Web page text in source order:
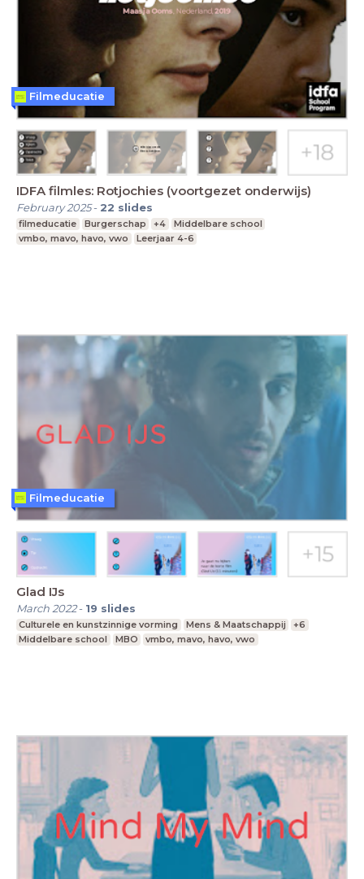
IDFA filmles: Rotjochies (voortgezet onderwijs)
February 2025- 22 slides
filmeducatie Burgerschap +4
Middelbare school
vmbo, mavo, havo, vwo
Leerjaar 4-6
Filmeducatie
Glad IJs
March 2022- 19 slides
Culturele en kunstzinnige vorming Mens & Maatschappij
+6
Middelbare school
MBO vmbo, mavo, havo, vwo
Filmeducatie